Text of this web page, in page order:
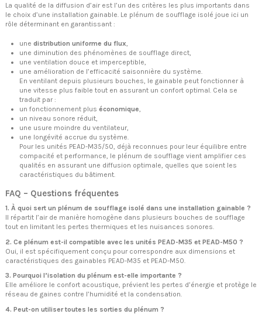
La qualité de la diffusion d’air est l’un des critères les plus importants dans
le choix d’une installation gainable. Le plénum de soufflage isolé joue ici un
rôle déterminant en garantissant :
une distribution uniforme du flux
une diminution des phénomènes de soufflage direct,
une ventilation douce et imperceptible,
une amélioration de l’efficacité saisonnière du système.
En ventilant depuis plusieurs bouches, le gainable peut fonctionner à
une vitesse plus faible tout en assurant un confort optimal. Cela se
traduit par :
un fonctionnement plus économique
un niveau sonore réduit,
une usure moindre du ventilateur,
une longévité accrue du système.
Pour les unités PEAD-M35/50, déjà reconnues pour leur équilibre entre
compacité et performance, le plénum de soufflage vient amplifier ces
qualités en assurant une diffusion optimale, quelles que soient les
caractéristiques du bâtiment.
FAQ – Questions fréquentes
1. À quoi sert un plénum de soufflage isolé dans une installation gainable ?
Il répartit l’air de manière homogène dans plusieurs bouches de soufflage
tout en limitant les pertes thermiques et les nuisances sonores.
2. Ce plénum est-il compatible avec les unités PEAD-M35 et PEAD-M50 ?
Oui, il est spécifiquement conçu pour correspondre aux dimensions et
caractéristiques des gainables PEAD-M35 et PEAD-M50.
3. Pourquoi l’isolation du plénum est-elle importante ?
Elle améliore le confort acoustique, prévient les pertes d’énergie et protège le
réseau de gaines contre l’humidité et la condensation.
4. Peut-on utiliser toutes les sorties du plénum ?